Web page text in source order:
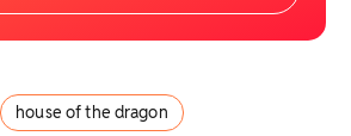
house of the dragon